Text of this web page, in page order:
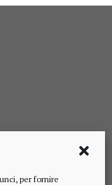
per fornire